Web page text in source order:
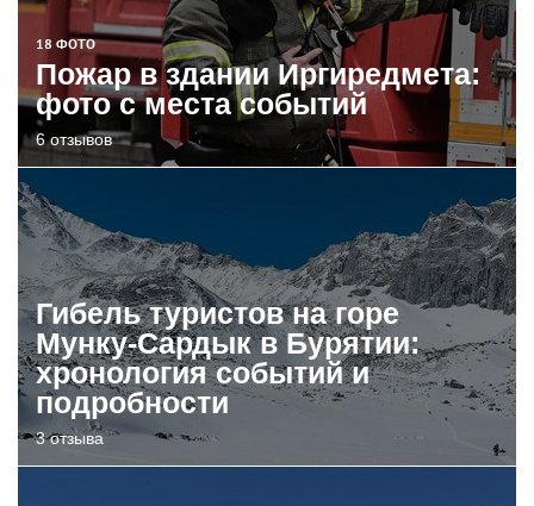
18 ФОТО
Пожар в здании Иргиредмета:
фото с места событий
6 отзывов
Гибель туристов на горе
Мунку-Сардык в Бурятии:
хронология событий и
подробности
3 отзыва